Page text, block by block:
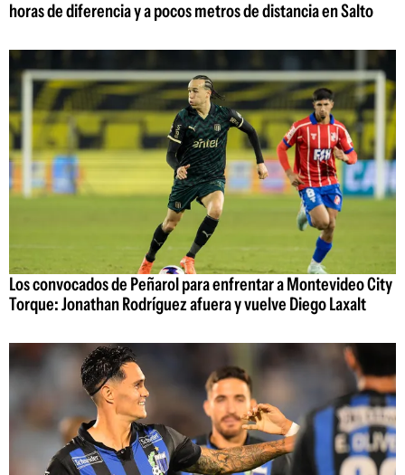
horas de diferencia y a pocos metros de distancia en Salto
Los convocados de Peñarol para enfrentar a Montevideo City
Torque: Jonathan Rodríguez afuera y vuelve Diego Laxalt